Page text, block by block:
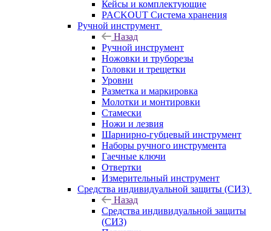
Кейсы и комплектующие
PACKOUT Система хранения
Ручной инструмент
Назад
Ручной инструмент
Ножовки и труборезы
Головки и трещетки
Уровни
Разметка и маркировка
Молотки и монтировки
Стамески
Ножи и лезвия
Шарнирно-губцевый инструмент
Наборы ручного инструмента
Гаечные ключи
Отвертки
Измерительный инструмент
Средства индивидуальной защиты (СИЗ)
Назад
Средства индивидуальной защиты
(СИЗ)